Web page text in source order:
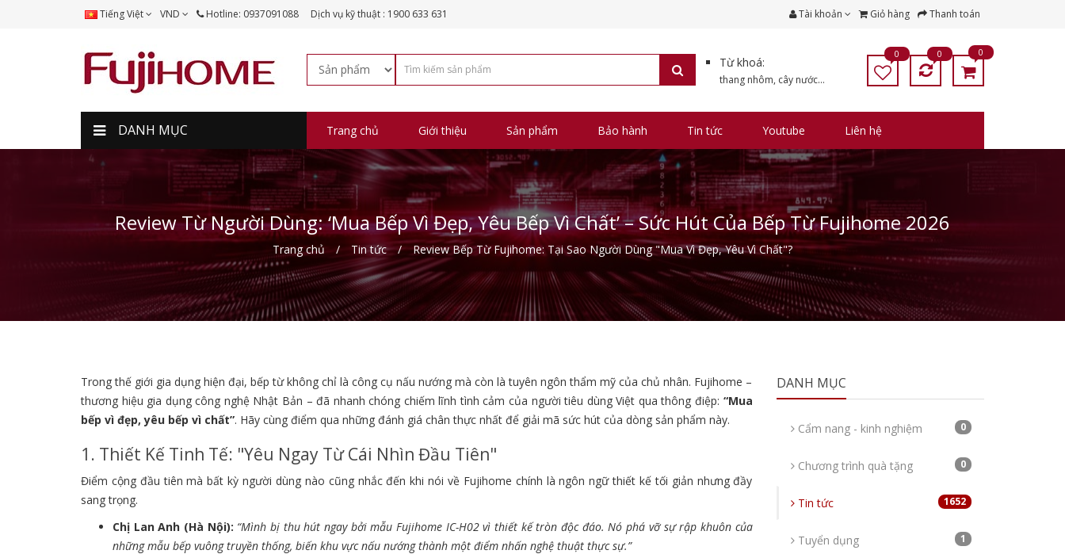
Tiếng Việt VND Hotline: 0937091088 Dịch vụ kỹ thuật : 1900 633 631 Tài khoản Giỏ hàng Thanh toán
Từ khoá:
thang nhôm, cây nước...
0 0 0
DANH MỤC Trang chủ Giới thiệu Sản phẩm Bảo hành Tin tức Youtube Liên hệ
Review Từ Người Dùng: ‘Mua Bếp Vì Đẹp, Yêu Bếp Vì Chất’ – Sức Hút Của Bếp Từ Fujihome 2026
Trang chủ Tin tức Review Bếp Từ Fujihome: Tại Sao Người Dùng "Mua Vì Đẹp, Yêu Vì Chất"?
Trong thế giới gia dụng hiện đại, bếp từ không chỉ là công cụ nấu nướng mà còn là tuyên ngôn thẩm mỹ của chủ nhân. Fujihome –
thương hiệu gia dụng công nghệ Nhật Bản – đã nhanh chóng chiếm lĩnh tình cảm của người tiêu dùng Việt qua thông điệp: “Mua
bếp vì đẹp, yêu bếp vì chất”. Hãy cùng điểm qua những đánh giá chân thực nhất để giải mã sức hút của dòng sản phẩm này.
1. Thiết Kế Tinh Tế: "Yêu Ngay Từ Cái Nhìn Đầu Tiên"
Điểm cộng đầu tiên mà bất kỳ người dùng nào cũng nhắc đến khi nói về Fujihome chính là ngôn ngữ thiết kế tối giản nhưng đầy
sang trọng.
Chị Lan Anh (Hà Nội): “Mình bị thu hút ngay bởi mẫu Fujihome IC-H02 vì thiết kế tròn độc đáo. Nó phá vỡ sự rập khuôn của
những mẫu bếp vuông truyền thống, biến khu vực nấu nướng thành một điểm nhấn nghệ thuật thực sự.”
DANH MỤC
Cẩm nang - kinh nghiệm 0
Chương trình quà tặng 0
Tin tức 1652
Tuyển dụng 1